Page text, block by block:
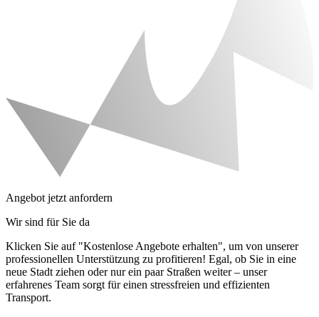
Angebot jetzt anfordern
Wir sind für Sie da
Klicken Sie auf "Kostenlose Angebote erhalten", um von unserer
professionellen Unterstützung zu profitieren! Egal, ob Sie in eine
neue Stadt ziehen oder nur ein paar Straßen weiter – unser
erfahrenes Team sorgt für einen stressfreien und effizienten
Transport.